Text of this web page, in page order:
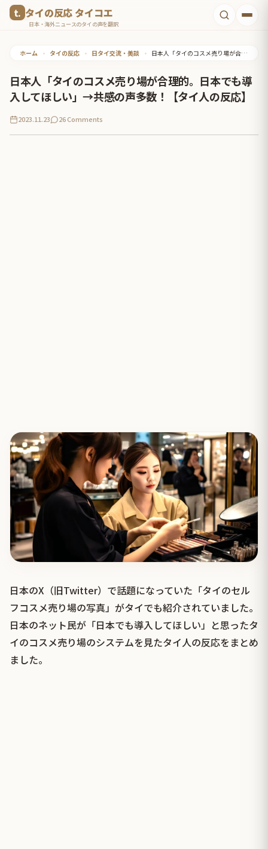
タイの反応 タイコエ
日本・海外ニュースのタイの声を翻訳
ホーム • タイの反応 • 日タイ交流・美談 • 日本人「タイのコスメ売り場が合理的。日本でも導入してほしい」→共感の声多数！【タイ人の反応】
日本人「タイのコスメ売り場が合理的。日本でも導
入してほしい」→共感の声多数！【タイ人の反応】
2023.11.23 26 Comments
日本のX（旧Twitter）で話題になっていた「タイのセル
フコスメ売り場の写真」がタイでも紹介されていました。
日本のネット民が「日本でも導入してほしい」と思ったタ
イのコスメ売り場のシステムを見たタイ人の反応をまとめ
ました。